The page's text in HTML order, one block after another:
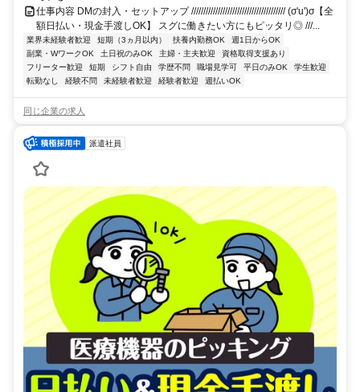
仕事内容 DMの封入・セットアップ /////////////////////////////////////// (σ'u')σ【全
額日払い・現金手渡しOK】 スグに働きたい方にもピッタリ◎ ///...
業界未経験者歓迎 短期（3ヵ月以内） 扶養内勤務OK
週1日からOK
副業・WワークOK
土日祝のみOK 主婦・主夫歓迎
資格取得支援あり
フリーター歓迎
短期 シフト自由 学歴不問 職場見学可 平日のみOK
学生歓迎
転勤なし
経験不問 未経験者歓迎 経験者歓迎 週払いOK
同じ企業の求人
派遣社員